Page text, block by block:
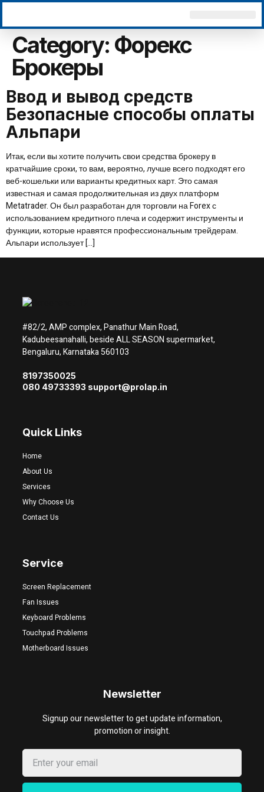
Category: Форекс
Брокеры
Ввод и вывод средств
Безопасные способы оплаты
Альпари
Итак, если вы хотите получить свои средства брокеру в
кратчайшие сроки, то вам, вероятно, лучше всего подходят его
веб-кошельки или варианты кредитных карт. Это самая
известная и самая продолжительная из двух платформ
Metatrader. Он был разработан для торговли на Forex с
использованием кредитного плеча и содержит инструменты и
функции, которые нравятся профессиональным трейдерам.
Альпари использует […]
#82/2, AMP complex, Panathur Main Road,
Kadubeesanahalli, beside ALL SEASON supermarket,
Bengaluru, Karnataka 560103
8197350025
080 49733393 support@prolap.in
Quick Links
Home
About Us
Services
Why Choose Us
Contact Us
Service
Screen Replacement
Fan Issues
Keyboard Problems
Touchpad Problems
Motherboard Issues
Newsletter
Signup our newsletter to get update information,
promotion or insight.